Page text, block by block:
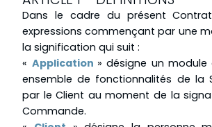
Dans le cadre du présent
expressions commençant par une
la signification qui suit :
« Application » désigne un
ensemble de fonctionnalités de la
par le Client au moment de la
Commande.